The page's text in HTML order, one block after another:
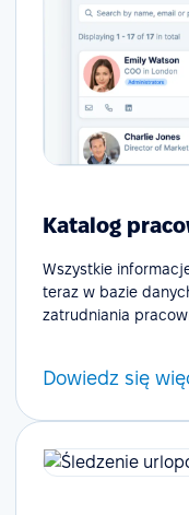
Katalog
Wszystkie
teraz w bazie
zatrudniania
Dowiedz się